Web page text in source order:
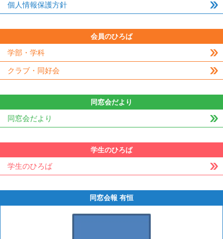
個人情報保護方針
会員のひろば
学部・学科
クラブ・同好会
同窓会だより
同窓会だより
学生のひろば
学生のひろば
同窓会報 有恒